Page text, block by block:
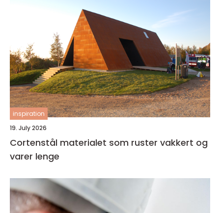
inspiration
19. July 2026
Cortenstål materialet som ruster vakkert og
varer lenge